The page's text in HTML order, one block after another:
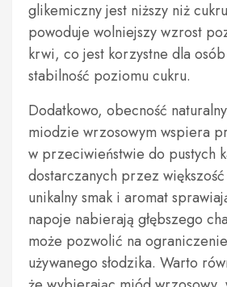
glikemiczny jest niższy niż
powoduje wolniejszy wzrost
krwi, co jest korzystne dla
stabilność poziomu cukru.
Dodatkowo, obecność
miodzie wrzosowym wspiera
w przeciwieństwie do pustych
dostarczanych przez większość
unikalny smak i aromat
napoje nabierają głębszego
może pozwolić na
używanego słodzika. Warto